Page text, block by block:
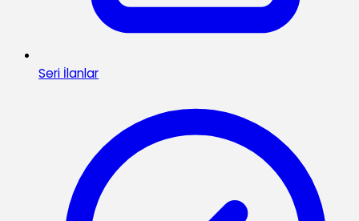
Seri İlanlar